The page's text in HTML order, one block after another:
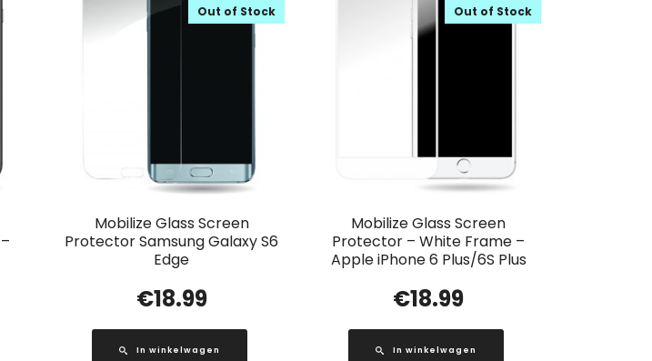
Mobilize Glass Screen
Protector Samsung Galaxy S6
Edge
Out of Stock
€18.99
In winkelwagen
Mobilize Glass Screen
Protector – White Frame –
Apple iPhone 6 Plus/6S Plus
Out of Stock
€18.99
In winkelwagen